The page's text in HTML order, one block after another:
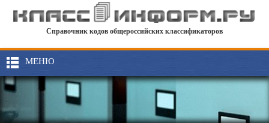
Справочник кодов общероссийских классификаторов
МЕНЮ